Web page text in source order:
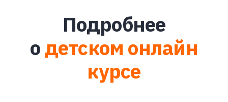
Подробнее
одетском онлайн
курсе